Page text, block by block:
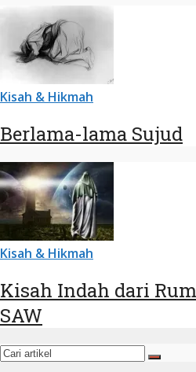
Kisah & Hikmah
Berlama-lama Sujud
Kisah & Hikmah
Kisah Indah dari
SAW